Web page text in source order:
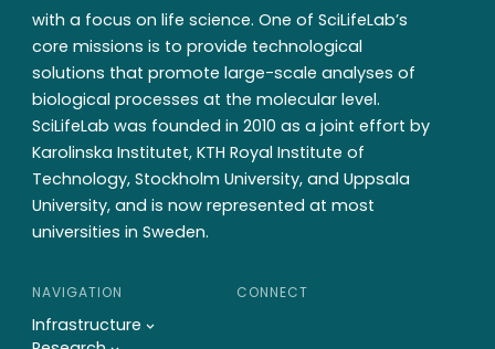
with a focus on life science. One of SciLifeLab’s
core missions is to provide technological
solutions that promote large-scale analyses of
biological processes at the molecular level.
SciLifeLab was founded in 2010 as a joint effort by
Karolinska Institutet, KTH Royal Institute of
Technology, Stockholm University, and Uppsala
University, and is now represented at most
universities in Sweden.
NAVIGATION
Infrastructure
CONNECT